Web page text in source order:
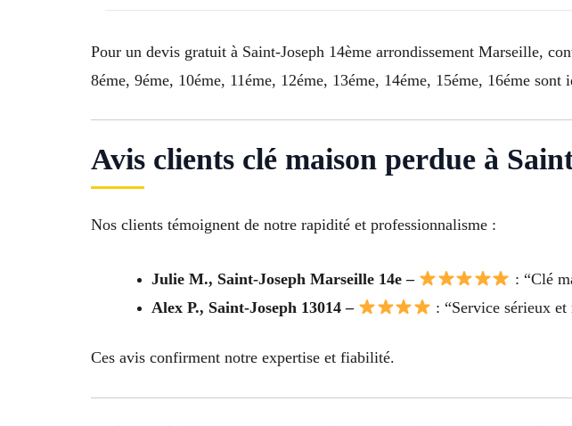
Pour un devis gratuit à Saint-Joseph 14ème arrondissement Marseille,
8éme, 9éme, 10éme, 11éme, 12éme, 13éme, 14éme, 15éme, 16éme
Avis clients clé maison perdue à
Nos clients témoignent de notre rapidité et professionnalisme :
Julie M., Saint-Joseph Marseille 14e –
: “Clé
Alex P., Saint-Joseph 13014 –
: “Service sérieux
Ces avis confirment notre expertise et fiabilité.